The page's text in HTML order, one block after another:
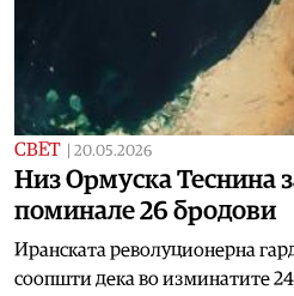
СВЕТ 20.05.2026
Низ Ормуска Теснина
поминале 26 бродови
Иранската револуционерна
соопшти дека во изминатите